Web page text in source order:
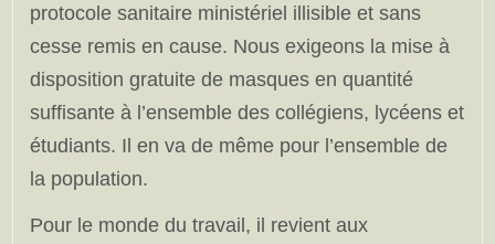
protocole sanitaire ministériel illisible et sans
cesse remis en cause. Nous exigeons la mise à
disposition gratuite de masques en quantité
suffisante à l’ensemble des collégiens, lycéens et
étudiants. Il en va de même pour l’ensemble de
la population.
Pour le monde du travail, il revient aux